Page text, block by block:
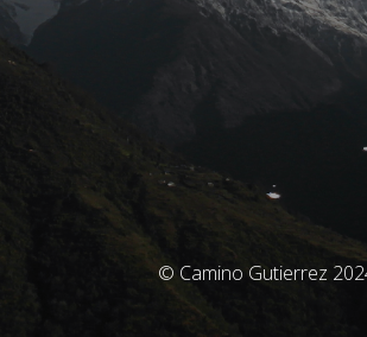
© Camino Gutierrez